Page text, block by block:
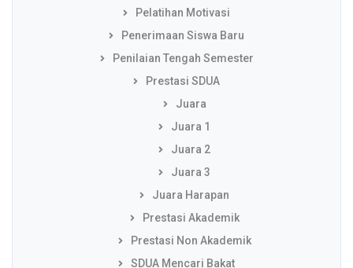
Pelatihan Motivasi
Penerimaan Siswa Baru
Penilaian Tengah Semester
Prestasi SDUA
Juara
Juara 1
Juara 2
Juara 3
Juara Harapan
Prestasi Akademik
Prestasi Non Akademik
SDUA Mencari Bakat